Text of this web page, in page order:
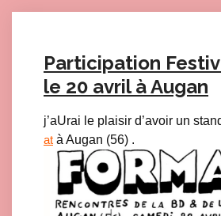
Participation
le 20 avril à Augan
j’aUrai le plaisir d’avoir un
at à Augan (56) .